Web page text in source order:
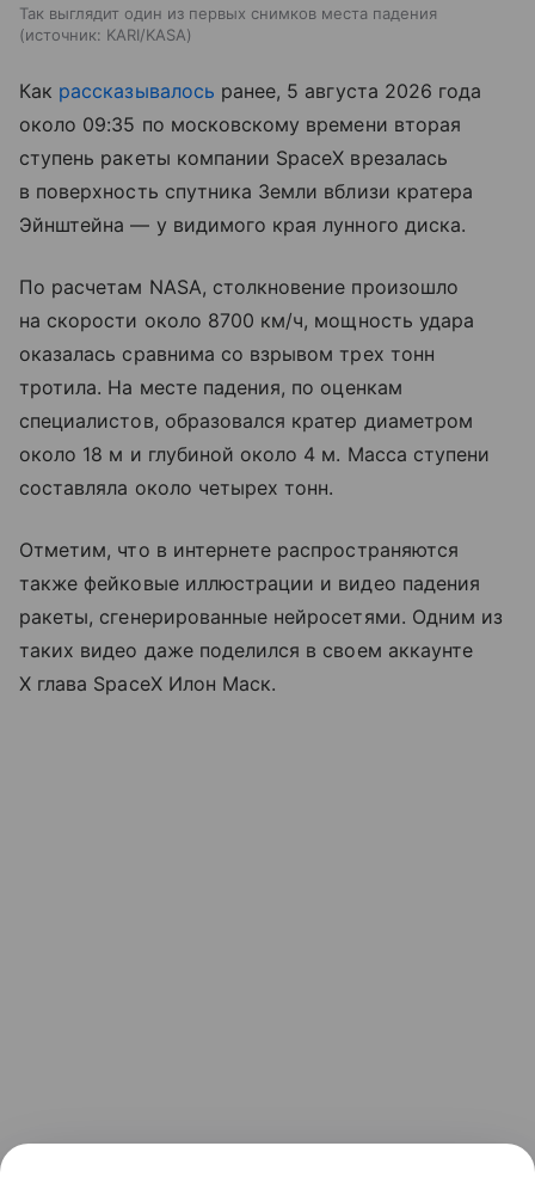
Так выглядит один из первых снимков места падения
источник: KARI/KASA
Как рассказывалось ранее, 5 августа 2026 года
около 09:35 по московскому времени вторая
ступень ракеты компании SpaceX врезалась
в поверхность спутника Земли вблизи кратера
Эйнштейна — у видимого края лунного диска.
По расчетам NASA, столкновение произошло
на скорости около 8700 км/ч, мощность удара
оказалась сравнима со взрывом трех тонн
тротила. На месте падения, по оценкам
специалистов, образовался кратер диаметром
около 18 м и глубиной около 4 м. Масса ступени
составляла около четырех тонн.
Отметим, что в интернете распространяются
также фейковые иллюстрации и видео падения
ракеты, сгенерированные нейросетями. Одним из
таких видео даже поделился в своем аккаунте
X глава SpaceX Илон Маск.